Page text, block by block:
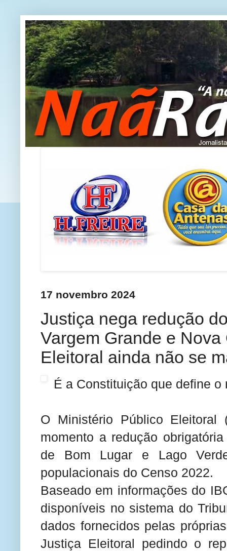
17 novembro 2024
Justiça nega redução
Vargem Grande e
Eleitoral ainda não se
É a Constituição que define
O Ministério Público
momento a redução
de Bom Lugar e Lago
populacionais do Censo 2022.
Baseado em informações do
disponíveis no sistema do
dados fornecidos pelas
Justiça Eleitoral pedindo o